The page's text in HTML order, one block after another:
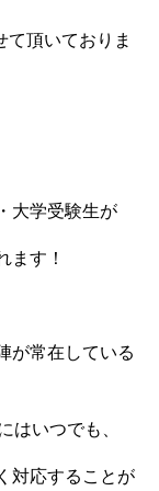
て頂いておりま
大学受験生が
ます！
が常在している
はいつでも、
対応することが